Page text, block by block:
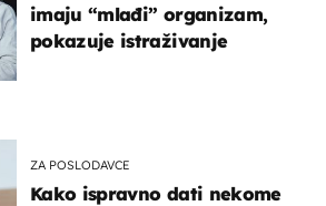
imaju “mlađi” organizam,
pokazuje istraživanje
ZA POSLODAVCE
Kako ispravno dati nekome